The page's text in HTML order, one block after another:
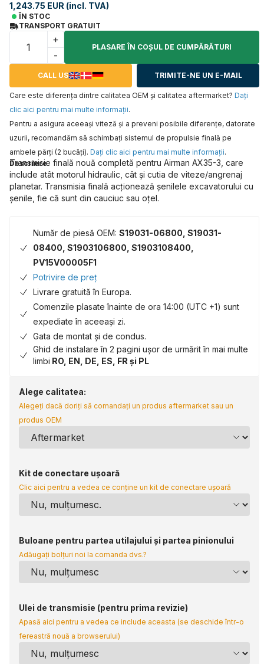
1,243.75 EUR (incl. TVA)
ÎN STOC
TRANSPORT GRATUIT
+
-
PLASARE ÎN COŞUL DE CUMPĂRĂTURI
CALL US TRIMITE-NE UN E-MAIL
Care este diferența dintre calitatea OEM și calitatea aftermarket? Daţi
clic aici pentru mai multe informaţii.
Pentru a asigura aceeaşi viteză şi a preveni posibile diferenţe, datorate
uzurii, recomandăm să schimbaţi sistemul de propulsie finală pe
ambele părţi (2 bucăţi). Daţi clic aici pentru mai multe informaţii.
Descriere
Transmisie finală nouă completă pentru Airman AX35-3, care
include atât motorul hidraulic, cât și cutia de viteze/angrenaj
planetar. Transmisia finală acționează șenilele excavatorului cu
șenile, fie că sunt din cauciuc sau oțel.
Număr de piesă OEM: S19031-06800, S19031-
08400, S1903106800, S1903108400,
PV15V00005F1
Potrivire de preț
Livrare gratuită în Europa.
Comenzile plasate înainte de ora 14:00 (UTC +1) sunt
expediate în aceeași zi.
Gata de montat și de condus.
Ghid de instalare în 2 pagini ușor de urmărit în mai multe
limbi RO, EN, DE, ES, FR și PL
Alege calitatea:
Alegeți dacă doriți să comandați un produs aftermarket sau un
produs OEM
Kit de conectare ușoară
Clic aici pentru a vedea ce conține un kit de conectare ușoară
Buloane pentru partea utilajului și partea pinionului
Adăugați bolțuri noi la comanda dvs.?
Ulei de transmisie (pentru prima revizie)
Apasă aici pentru a vedea ce include aceasta (se deschide într-o
fereastră nouă a browserului)